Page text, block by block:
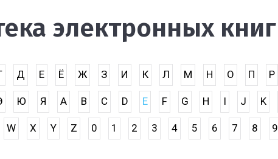
электронных книг
Д Е Ё Ж З И К Л М Н О П Р
Ю Я A B C D E F G H I J K
W X Y Z 0 1 2 3 4 5 6 7 8 9